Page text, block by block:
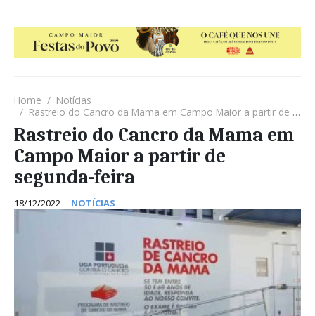
Home
Notícias
Rastreio do Cancro da Mama em Campo Maior a partir de segunda-feira
Rastreio do Cancro da Mama em
Campo Maior a partir de
segunda-feira
18/12/2022 NOTÍCIAS